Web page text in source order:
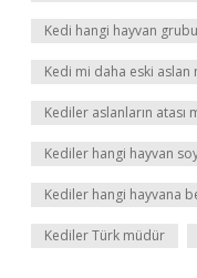
Kedi hangi hayvan
Kedi mi daha eski aslan
Kediler aslanların atası
Kediler hangi hayvan
Kediler hangi hayvana
Kediler Türk müdür